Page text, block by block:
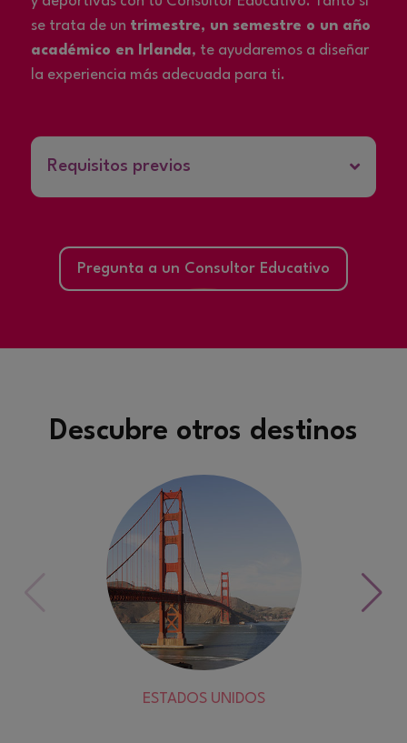
se trata de un trimestre, un semestre o un año
académico en Irlanda, te ayudaremos a diseñar
la experiencia más adecuada para ti.
Requisitos previos
Pregunta a un Consultor Educativo
Descubre otros destinos
ESTADOS UNIDOS